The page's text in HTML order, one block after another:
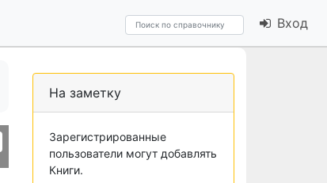
Вход
На заметку
Зарегистрированные
пользователи могут добавлять
Книги.